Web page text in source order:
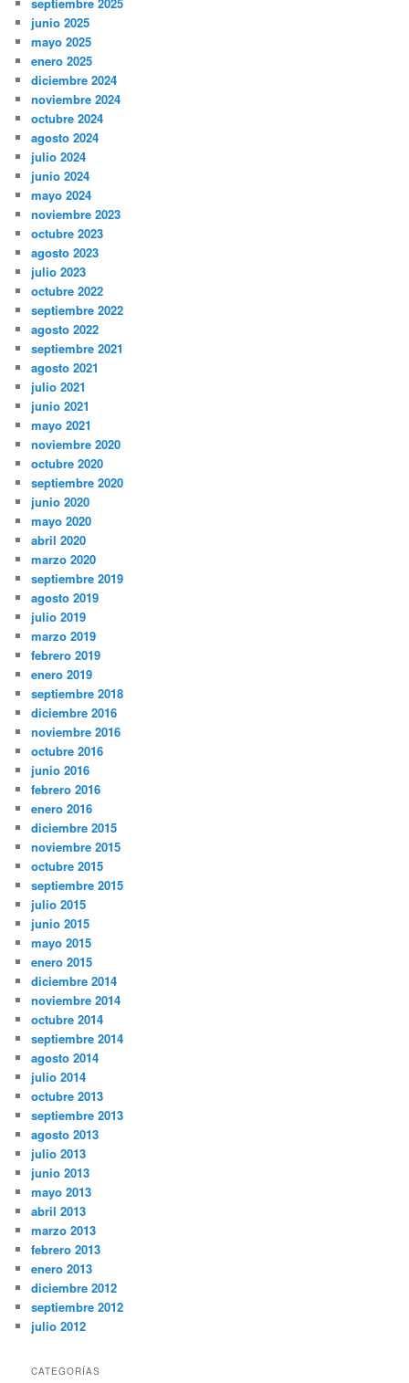
junio 2025
mayo 2025
enero 2025
diciembre 2024
noviembre 2024
octubre 2024
agosto 2024
julio 2024
junio 2024
mayo 2024
noviembre 2023
octubre 2023
agosto 2023
julio 2023
octubre 2022
septiembre 2022
agosto 2022
septiembre 2021
agosto 2021
julio 2021
junio 2021
mayo 2021
noviembre 2020
octubre 2020
septiembre 2020
junio 2020
mayo 2020
abril 2020
marzo 2020
septiembre 2019
agosto 2019
julio 2019
marzo 2019
febrero 2019
enero 2019
septiembre 2018
diciembre 2016
noviembre 2016
octubre 2016
junio 2016
febrero 2016
enero 2016
diciembre 2015
noviembre 2015
octubre 2015
septiembre 2015
julio 2015
junio 2015
mayo 2015
enero 2015
diciembre 2014
noviembre 2014
octubre 2014
septiembre 2014
agosto 2014
julio 2014
octubre 2013
septiembre 2013
agosto 2013
julio 2013
junio 2013
mayo 2013
abril 2013
marzo 2013
febrero 2013
enero 2013
diciembre 2012
septiembre 2012
julio 2012
CATEGORÍAS